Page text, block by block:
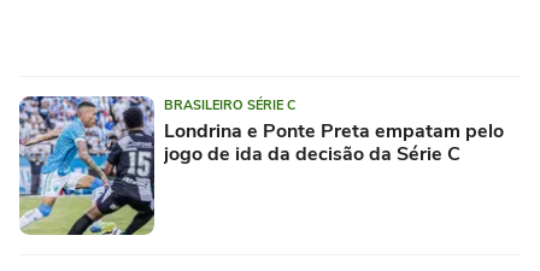
BRASILEIRO SÉRIE C
Londrina e Ponte Preta empatam pelo
jogo de ida da decisão da Série C